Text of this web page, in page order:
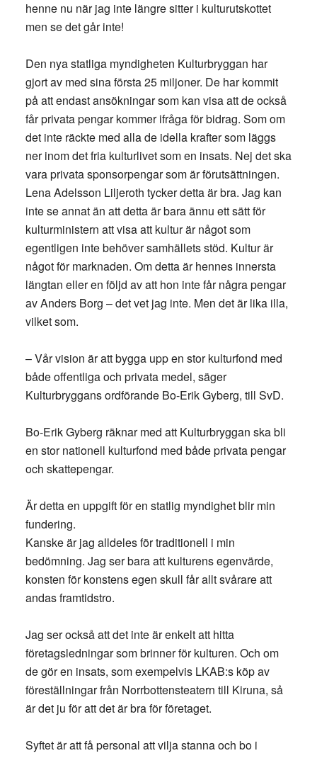
henne nu när jag inte längre sitter i kulturutskottet
men se det går inte!
Den nya statliga myndigheten Kulturbryggan har
gjort av med sina första 25 miljoner. De har kommit
på att endast ansökningar som kan visa att de också
får privata pengar kommer ifråga för bidrag. Som om
det inte räckte med alla de idella krafter som läggs
ner inom det fria kulturlivet som en insats. Nej det ska
vara privata sponsorpengar som är förutsättningen.
Lena Adelsson Liljeroth tycker detta är bra. Jag kan
inte se annat än att detta är bara ännu ett sätt för
kulturministern att visa att kultur är något som
egentligen inte behöver samhällets stöd. Kultur är
något för marknaden. Om detta är hennes innersta
längtan eller en följd av att hon inte får några pengar
av Anders Borg – det vet jag inte. Men det är lika illa,
vilket som.
– Vår vision är att bygga upp en stor kulturfond med
både offentliga och privata medel, säger
Kulturbryggans ordförande Bo-Erik Gyberg, till SvD.
Bo-Erik Gyberg räknar med att Kulturbryggan ska bli
en stor nationell kulturfond med både privata pengar
och skattepengar.
Är detta en uppgift för en statlig myndighet blir min
fundering.
Kanske är jag alldeles för traditionell i min
bedömning. Jag ser bara att kulturens egenvärde,
konsten för konstens egen skull får allt svårare att
andas framtidstro.
Jag ser också att det inte är enkelt att hitta
företagsledningar som brinner för kulturen. Och om
de gör en insats, som exempelvis LKAB:s köp av
föreställningar från Norrbottensteatern till Kiruna, så
är det ju för att det är bra för företaget.
Syftet är att få personal att vilja stanna och bo i